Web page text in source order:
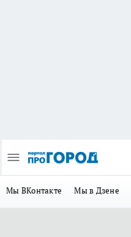
Мы ВКонтакте Мы в Дзене